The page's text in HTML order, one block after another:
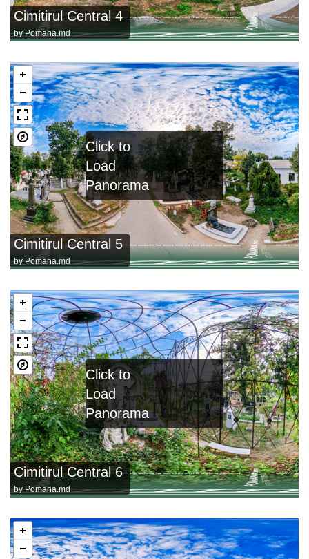
Cimitirul Central 4
byPomana.md
Cimitirul Central 5
byPomana.md
Click to
Load
Panorama
Cimitirul Central 6
byPomana.md
Click to
Load
Panorama